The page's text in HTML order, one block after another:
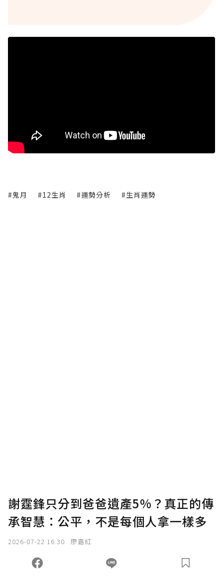
#鬼月 #12生肖 #運勢分析 #生肖運勢
謝霆鋒只分到爸爸遺產5%？真正的傳
承智慧：公平，不是每個人拿一樣多
2026-07-22 16:30 廖嘉紅